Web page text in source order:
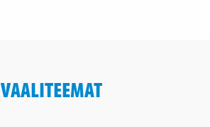
VAALITEEMAT